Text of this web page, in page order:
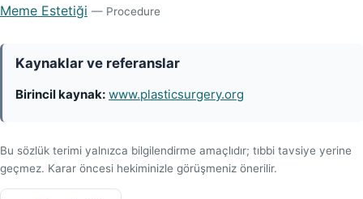
Meme Estetiği — Procedure
Kaynaklar ve referanslar
Birincil kaynak: www.plasticsurgery.org
Bu sözlük terimi yalnızca bilgilendirme amaçlıdır; tıbbi tavsiye yerine
geçmez. Karar öncesi hekiminizle görüşmeniz önerilir.